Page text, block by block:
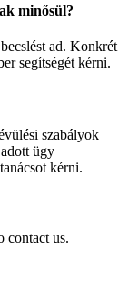
minősül?
ad. Konkrét
segítségét kérni.
szabályok
ügy
kérni.
contact us.